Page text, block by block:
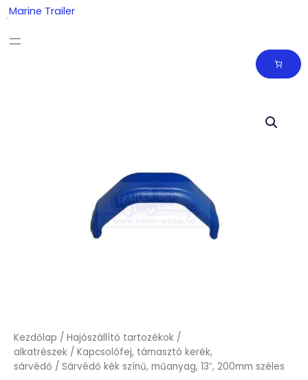
Skip
to
content
Marine Trailer
Kezdőlap / Hajószállító tartozékok /
alkatrészek / Kapcsolófej, támasztó kerék,
sárvédő / Sárvédő kék színű, műanyag, 13″, 200mm széles